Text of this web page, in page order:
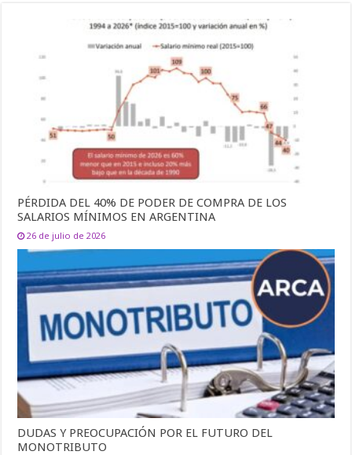
PÉRDIDA DEL 40% DE PODER DE COMPRA DE LOS
SALARIOS MÍNIMOS EN ARGENTINA
26 de julio de 2026
DUDAS Y PREOCUPACIÓN POR EL FUTURO DEL
MONOTRIBUTO